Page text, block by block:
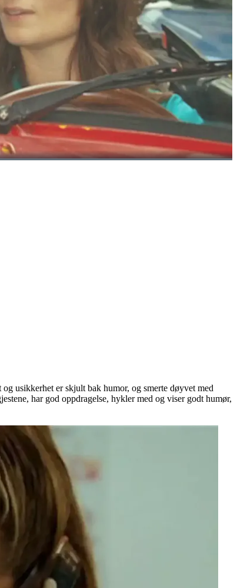
usikkerhet er skjult bak humor, og smerte døyvet med
har god oppdragelse, hykler med og viser godt humør,